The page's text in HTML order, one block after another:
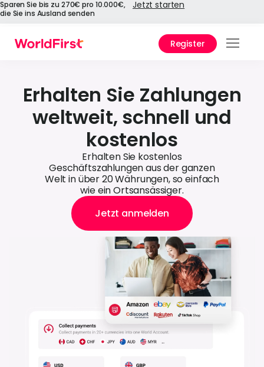
Sparen Sie bis zu 270€ pro 10.000€,
die Sie ins Ausland senden
Jetzt starten
Register
Erhalten Sie Zahlungen
weltweit, schnell und
kostenlos
Erhalten Sie kostenlos
Geschäftszahlungen aus der ganzen
Welt in über 20 Währungen, so einfach
wie ein Ortsansässiger.
Jetzt anmelden